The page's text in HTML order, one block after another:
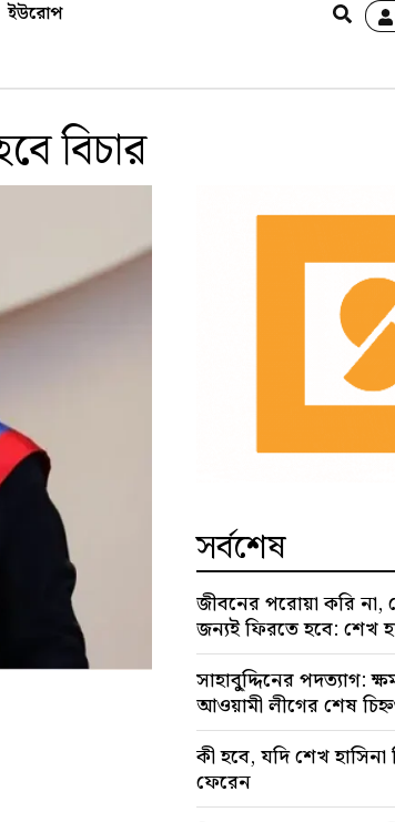
ইউরোপ
বিচার
সর্বশেষ
জীবনের পরোয়া করি না,
জন্যই ফিরতে হবে: শেখ
সাহাবু্দ্দিনের পদত্যাগ:
আওয়ামী লীগের শেষ
কী হবে, যদি শেখ হাসিনা
ফেরেন